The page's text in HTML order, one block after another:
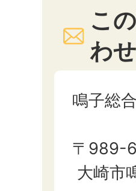
こ
わ
鳴子総
〒989-
大崎市